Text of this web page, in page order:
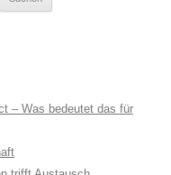
– Was bedeutet das für